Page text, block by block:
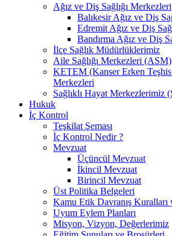
Ağız ve Diş Sağlığı Merkezleri
Balıkesir Ağız ve Diş
Edremit Ağız ve Diş
Bandırma Ağız ve Diş
İlçe Sağlık Müdürlüklerimiz
Aile Sağlığı Merkezleri (ASM)
KETEM (Kanser Erken
Merkezleri
Sağlıklı Hayat Merkezlerimiz
Hukuk
İç Kontrol
Teşkilat Şeması
İç Kontrol Nedir ?
Mevzuat
Üçüncül Mevzuat
İkincil Mevzuat
Birincil Mevzuat
Üst Politika Belgeleri
Kamu Etik Davranış Kuralları
Uyum Eylem Planları
Misyon, Vizyon, Değerlerimiz